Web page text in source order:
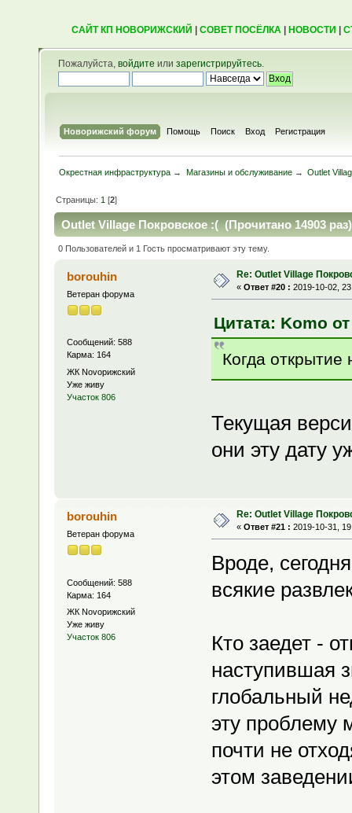
САЙТ КП НОВОРИЖСКИЙ СОВЕТ ПОСЁЛКА| НОВОСТИ
Пожалуйста, войдите или зарегистрируйтесь.
Новорижский форум Помощь Поиск Вход Регистрация
Окрестная инфраструктура → Магазины и обслуживание→ Outlet
Страницы:1 [2]
Outlet Village Покровское :( (Прочитано 14903 раз)
0 Пользователей и 1 Гость просматривают эту тему.
borouhin
Ветеран форума
Сообщений: 588
Карма: 164
ЖК Novoрижский
Уже живу
Участок 806
Re: Outlet Village
« Ответ #20 : 2019-10-02,
Цитата: Komo
Когда открытие
Текущая
они эту дату
borouhin
Ветеран форума
Сообщений: 588
Карма: 164
ЖК Novoрижский
Уже живу
Участок 806
Re: Outlet Village
« Ответ #21 : 2019-10-31,
Вроде,
всякие
Кто заедет -
наступившая
глобальный
эту проблему
почти не
этом